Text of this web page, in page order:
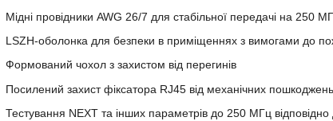
Мідні провідники AWG 26/7 для стабільної передачі на 250
LSZH-оболонка для безпеки в приміщеннях з вимогами до
Формований чохол з захистом від перегинів
Посилений захист фіксатора RJ45 від механічних пошкоджень
Тестування NEXT та інших параметрів до 250 МГц